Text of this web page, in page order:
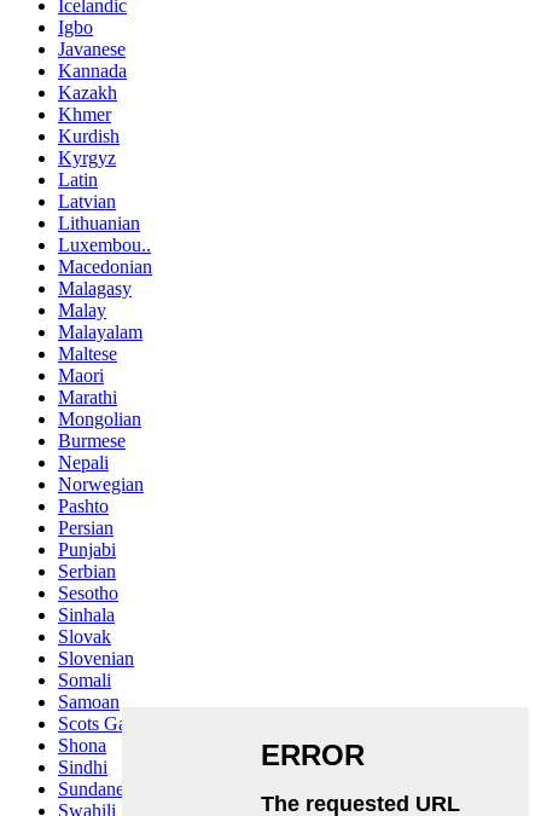
Icelandic
Igbo
Javanese
Kannada
Kazakh
Khmer
Kurdish
Kyrgyz
Latin
Latvian
Lithuanian
Luxembou..
Macedonian
Malagasy
Malay
Malayalam
Maltese
Maori
Marathi
Mongolian
Burmese
Nepali
Norwegian
Pashto
Persian
Punjabi
Serbian
Sesotho
Sinhala
Slovak
Slovenian
Somali
Samoan
Scots Gaelic
Shona
Sindhi
Sundanese
Swahili